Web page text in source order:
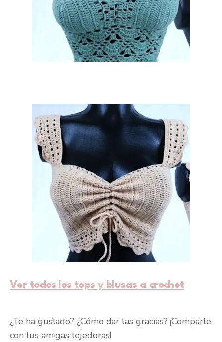
Ver todos los tops y blusas a crochet
¿Te ha gustado? ¿Cómo dar las gracias? ¡Comparte
con tus amigas tejedoras!